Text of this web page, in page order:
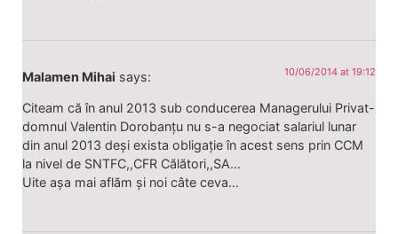
Malamen Mihai says: 10/06/2014 at 19:12
Citeam că în anul 2013 sub conducerea Managerului Privat-
domnul Valentin Dorobanțu nu s-a negociat salariul lunar
din anul 2013 deși exista obligație în acest sens prin CCM
la nivel de SNTFC,,CFR Călători,,SA…
Uite așa mai aflăm și noi câte ceva…